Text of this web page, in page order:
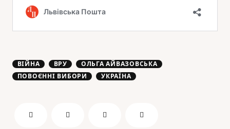
ВІЙНА ВРУ
ОЛЬГА АЙВАЗОВСЬКА
ПОВОЄННІ ВИБОРИ
УКРАЇНА